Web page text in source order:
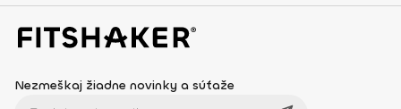
Nezmeškaj žiadne novinky a súťaže